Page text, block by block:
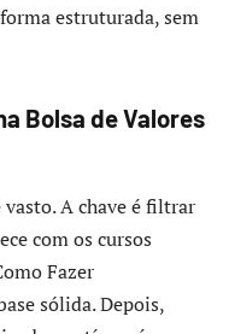
estruturada, sem
Bolsa de Valores
vasto. A chave é filtrar
com os cursos
Fazer
sólida. Depois,